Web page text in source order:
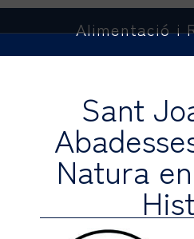
Alimentació i
Sant
Natura